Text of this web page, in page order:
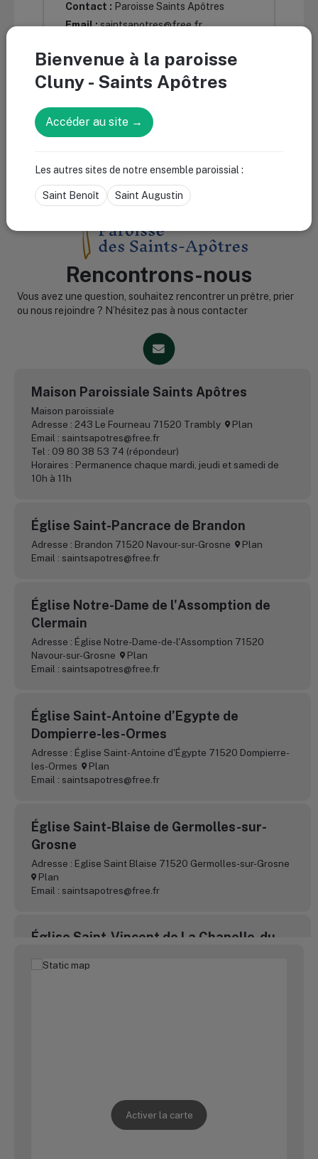
Contact : Paroisse Saints Apôtres
Email :saintsapotres@free.fr
Adresse : Maison paroissiale des Saints
Apôtres - Le Fourneau, 71520 Trambly
Rencontrons-nous
Vous avez une question, souhaitez rencontrer un prêtre, prier
ou nous rejoindre ? N’hésitez pas à nous contacter
Maison Paroissiale Saints Apôtres
Maison paroissiale
Adresse : 243 Le Fourneau 71520 Trambly
Plan
Email : saintsapotres@free.fr
Tel : 09 80 38 53 74 (répondeur)
Horaires : Permanence chaque mardi, jeudi et samedi de
10h à 11h
Église Saint-Pancrace de Brandon
Adresse : Brandon 71520 Navour-sur-Grosne
Plan
Email : saintsapotres@free.fr
Église Notre-Dame de l'Assomption de
Clermain
Adresse : Église Notre-Dame-de-l'Assomption 71520
Navour-sur-Grosne
Plan
Email : saintsapotres@free.fr
Église Saint-Antoine d’Egypte de
Dompierre-les-Ormes
Adresse : Église Saint-Antoine d'Égypte 71520 Dompierre-
les-Ormes
Plan
Email : saintsapotres@free.fr
Église Saint-Blaise de Germolles-sur-
Grosne
Adresse : Eglise Saint Blaise 71520 Germolles-sur-Grosne
Plan
Email : saintsapotres@free.fr
Église Saint-Vincent de La Chapelle-du-
Adresse : Église Saint-Vincent 71520 La Chapelle-du-
Église Saint-Fiacre de Montagny-sur-
Activer la carte
Bienvenue à la paroisse
Cluny - Saints Apôtres
Accéder au site →
Les autres sites de notre ensemble paroissial :
Saint Benoît Saint Augustin